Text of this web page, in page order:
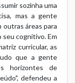
sozinha uma
mas a gente
outras áreas para
cognitivo. Em
curricular, as
que a gente
horizontes de
defendeu a